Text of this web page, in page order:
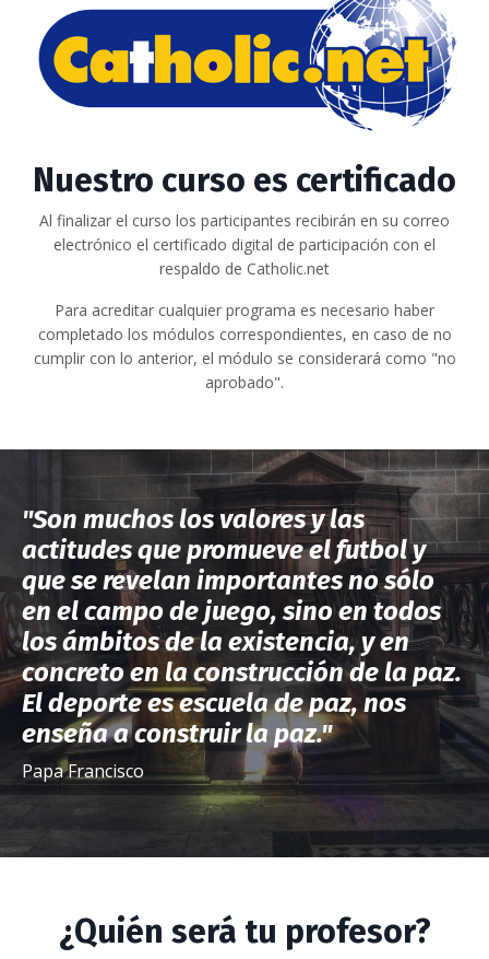
Nuestro curso es certificado
Al finalizar el curso los participantes recibirán en su correo
electrónico el certificado digital de participación con el
respaldo de Catholic.net
Para acreditar cualquier programa es necesario haber
completado los módulos correspondientes, en caso de no
cumplir con lo anterior, el módulo se considerará como "no
aprobado".
"Son muchos los valores y las
actitudes que promueve el futbol y
que se revelan importantes no sólo
en el campo de juego, sino en todos
los ámbitos de la existencia, y en
concreto en la construcción de la paz.
El deporte es escuela de paz, nos
enseña a construir la paz."
Papa Francisco
¿Quién será tu profesor?